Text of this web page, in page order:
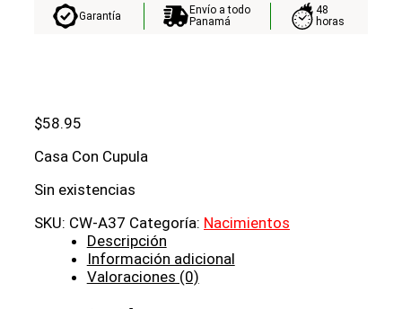
Garantía
Envío a todo
Panamá
48
horas
$58.95
Casa Con Cupula
Sin existencias
SKU: CW-A37 Categoría: Nacimientos
Descripción
Información adicional
Valoraciones (0)